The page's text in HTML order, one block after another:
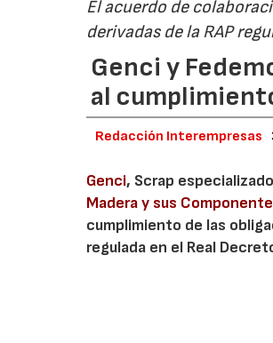
El acuerdo de
derivadas de la RAP
Genci y
al
Redacción Interempresas
Genci, Scrap
Madera y sus
cumplimiento de las
regulada en el Real